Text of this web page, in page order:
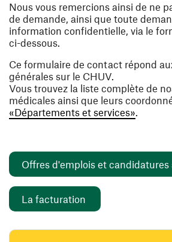
Nous vous remercions ainsi de ne
de demande, ainsi que toute
information confidentielle, via le
ci-dessous.
Ce formulaire de contact répond
générales sur le CHUV.
Vous trouvez la liste complète de
médicales ainsi que leurs
«Départements et services».
Offres d'emplois et
La facturation